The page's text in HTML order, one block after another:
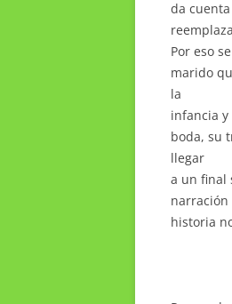
da
Por eso
marido
la
infancia y
boda, su
llegar
a un final
narración
historia